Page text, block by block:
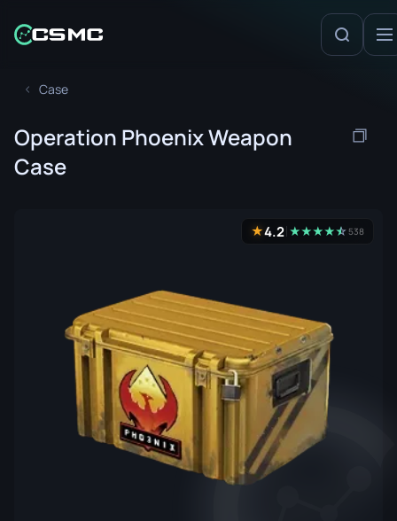
Case
Operation Phoenix Weapon
Case
★4.2 ★★★★★
☆538